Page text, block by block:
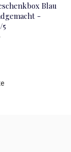
Blau
-